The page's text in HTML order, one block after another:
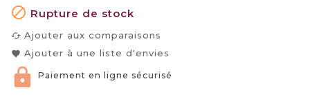
 Rupture de stock
cached Ajouter aux comparaisons
favorite Ajouter à une liste d'envies
Paiement en ligne sécurisé